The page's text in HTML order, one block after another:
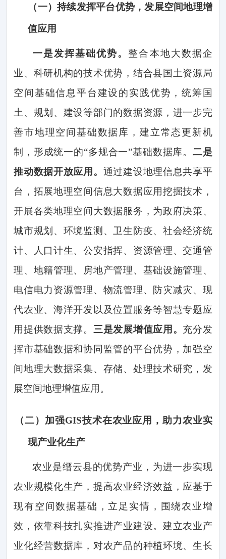
（一）持续发挥平台优势，发展空间地理增
值应用
一是发挥基础优势。整合本地大数据企
业、科研机构的技术优势，结合县国土资源局
空间基础信息平台建设的实践优势，统筹国
土、规划、建设等部门的数据资源，进一步完
善市地理空间基础数据库，建立常态更新机
制，形成统一的“多规合一”基础数据库。二是
推动数据开放应用。 通过建设地理信息共享平
台，拓展地理空间信息大数据应用挖掘技术，
开展各类地理空间大数据服务，为政府决策、
城市规划、环境监测、卫生防疫、社会经济统
计、人口计生、公安指挥、资源管理、交通管
理、地籍管理、房地产管理、基础设施管理、
电信电力资源管理、物流管理、防灾减灾、现
代农业、海洋开发以及位置服务等智慧专题应
用提供数据支撑。 三是发展增值应用。 充分发
挥市基础数据和协同监管的平台优势，加强空
间地理大数据采集、存储、处理技术研究，发
展空间地理增值应用。
（二） 加强GIS技术在农业应用，助力农业实
现产业化生产
农业是缙云县的优势产业，为进一步实现
农业规模化生产，提高农业经济效益，应基于
现有空间数据基础，立足实情，围绕农业增
效，依靠科技扎实推进产业建设。建立农业产
业化经营数据库，对农产品的种植环境、生长